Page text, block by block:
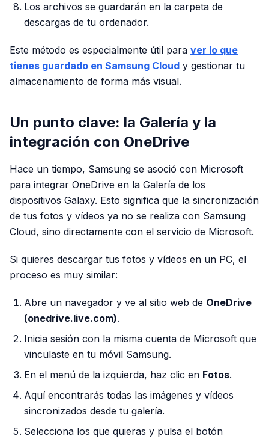
Los archivos se guardarán en la carpeta de
descargas de tu ordenador.
Este método es especialmente útil para ver lo que
tienes guardado en Samsung Cloud y gestionar tu
almacenamiento de forma más visual.
Un punto clave: la Galería y la
integración con OneDrive
Hace un tiempo, Samsung se asoció con Microsoft
para integrar OneDrive en la Galería de los
dispositivos Galaxy. Esto significa que la sincronización
de tus fotos y vídeos ya no se realiza con Samsung
Cloud, sino directamente con el servicio de Microsoft.
Si quieres descargar tus fotos y vídeos en un PC, el
proceso es muy similar:
Abre un navegador y ve al sitio web de OneDrive
(onedrive.live.com).
Inicia sesión con la misma cuenta de Microsoft que
vinculaste en tu móvil Samsung.
En el menú de la izquierda, haz clic en Fotos.
Aquí encontrarás todas las imágenes y vídeos
sincronizados desde tu galería.
Selecciona los que quieras y pulsa el botón